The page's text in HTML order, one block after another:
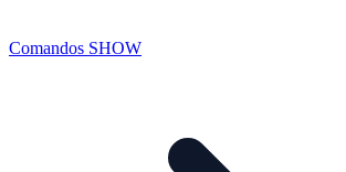
Comandos SHOW